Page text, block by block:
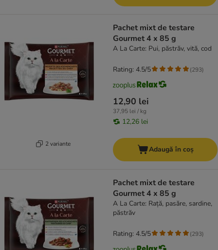
2 variante
Pachet mixt de testare
Gourmet 4 x 85 g
A La Carte: Pui, păstrăv, vită, cod
12,90 lei
37,95 lei / kg
12,26 lei
Rating: 4.5/5 (293)
Adaugă în coș
Pachet mixt de testare
Gourmet 4 x 85 g
A La Carte: Rață, pasăre, sardine,
păstrăv
Rating: 4.5/5 (293)